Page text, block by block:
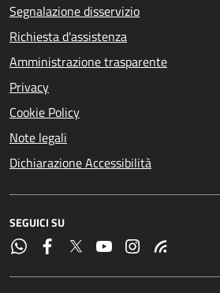
Segnalazione disservizio
Richiesta d'assistenza
Amministrazione trasparente
Privacy
Cookie Policy
Note legali
Dichiarazione Accessibilità
SEGUICI SU